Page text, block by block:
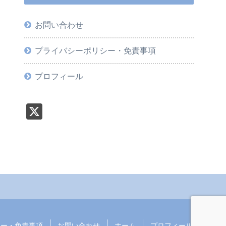
お問い合わせ
プライバシーポリシー・免責事項
プロフィール